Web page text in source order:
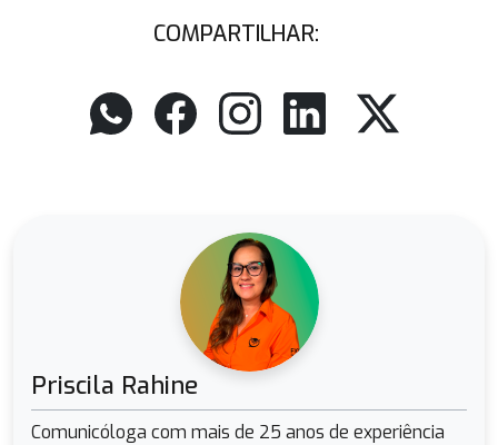
COMPARTILHAR:
Priscila Rahine
Comunicóloga com mais de 25 anos de experiência